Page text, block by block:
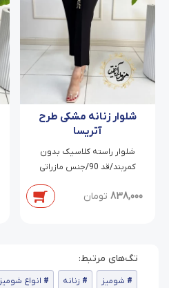
شلوار زنانه مشکی طرح
آتریسا
شلوار راسته کلاسیک بدون
کمربند/قد 90/جنس مازراتی
838,000 تومان
شومیز زنانه انواع شومیز